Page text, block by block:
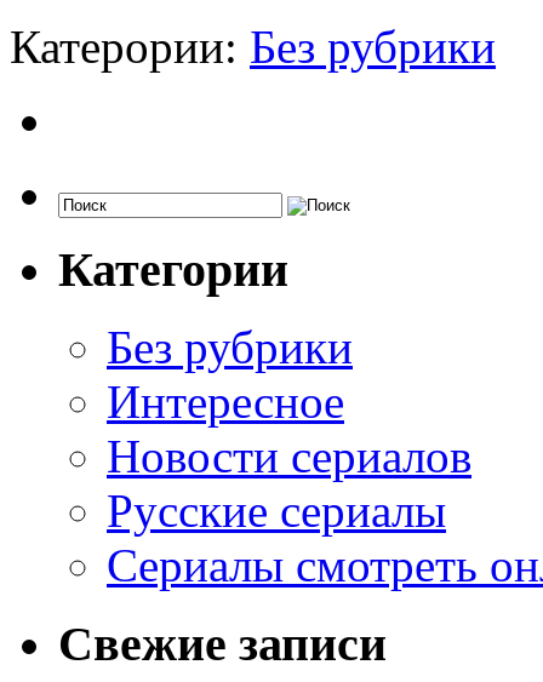
Катерории: Без рубрики
Категории
Без рубрики
Интересное
Новости сериалов
Русские сериалы
Сериалы смотреть
Свежие записи